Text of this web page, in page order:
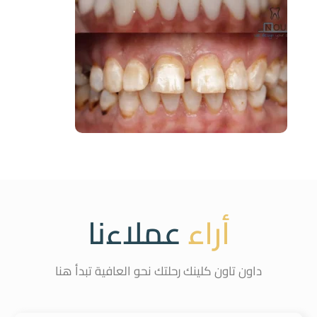
أراءعملاءنا
داون تاون كلينك رحلتك نحو العافية تبدأ هنا